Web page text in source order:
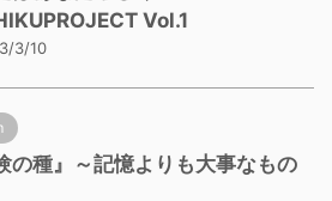
Vol.1
3/10
の種』～記憶よりも大事なもの